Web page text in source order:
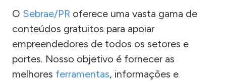
O Sebrae/PR oferece uma vasta gama de
conteúdos gratuitos para apoiar
empreendedores de todos os setores e
portes. Nosso objetivo é fornecer as
melhores ferramentas, informações e